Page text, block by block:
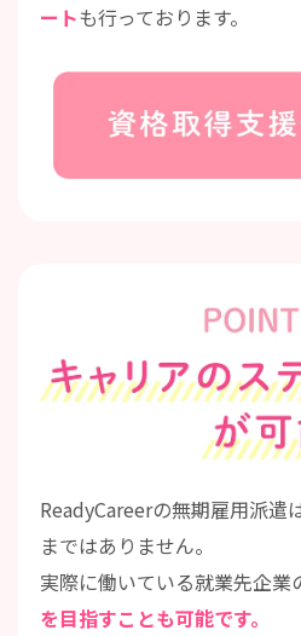
ートも行っております。
ReadyCareerの無期雇用派遣
まではありません。
実際に働いている就業先企業
を目指すことも可能です。